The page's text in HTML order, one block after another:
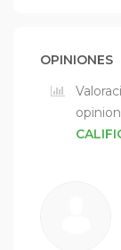
OPINIONES